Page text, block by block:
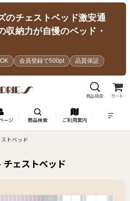
のチェストベッド激安通
収納力が自慢のベッド・
会員登録で500pt 品質保証
商品検索 カート
ージ 商品検索 ご利用案内
トベッド
チェストベッド